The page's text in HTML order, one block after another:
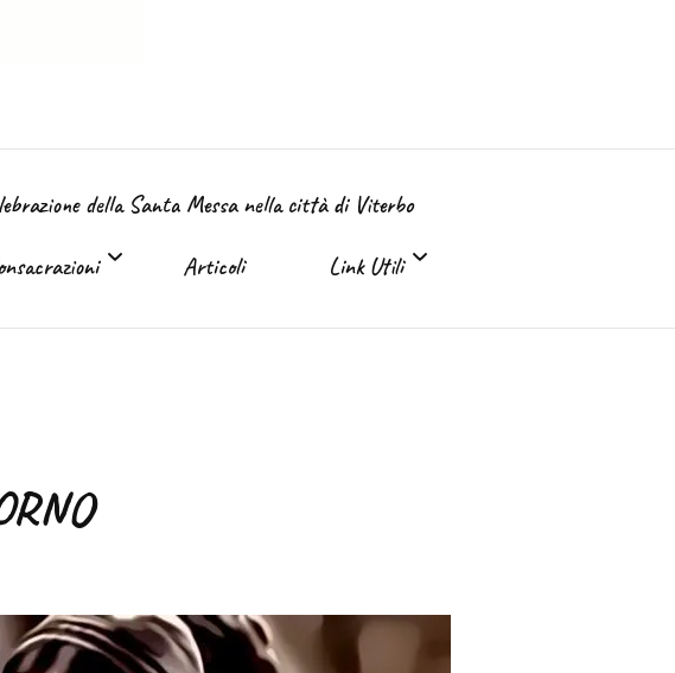
della Santa Messa nella città di Viterbo
Articoli Link Utili